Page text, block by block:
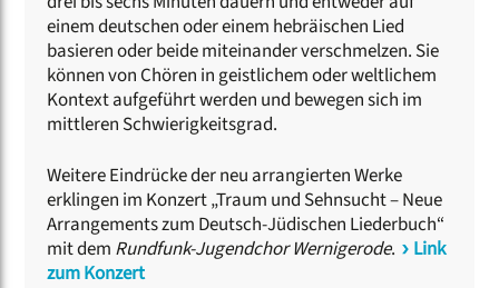
einem deutschen oder einem hebräischen Lied
basieren oder beide miteinander verschmelzen. Sie
können von Chören in geistlichem oder weltlichem
Kontext aufgeführt werden und bewegen sich im
mittleren Schwierigkeitsgrad.
Weitere Eindrücke der neu arrangierten Werke
erklingen im Konzert „Traum und Sehnsucht – Neue
Arrangements zum Deutsch-Jüdischen Liederbuch“
mit dem Rundfunk-Jugendchor Wernigerode.
Link
zum Konzert